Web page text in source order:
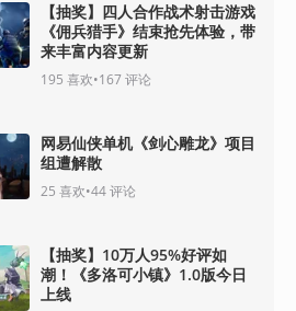
【抽奖】四人合作战术射击游戏
《佣兵猎手》结束抢先体验，带
来丰富内容更新
195 喜欢•167评论
网易仙侠单机《剑心雕龙》项目
组遭解散
25 喜欢•44评论
【抽奖】10万人95%好评如
潮！《多洛可小镇》1.0版今日
上线